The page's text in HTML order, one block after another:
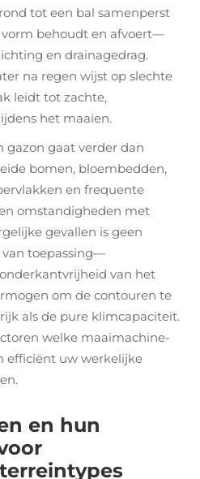
tot een bal samenperst
vorm behoudt en afvoert—
en drainagedrag.
na regen wijst op slechte
leidt tot zachte,
het maaien.
gazon gaat verder dan
bomen, bloembedden,
en frequente
omstandigheden met
gevallen is geen
toepassing—
van het
om de contouren te
als de pure klimcapaciteit.
welke maaimachine-
efficiënt uw werkelijke
en hun